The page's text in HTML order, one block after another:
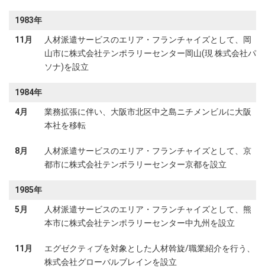
1983年
11月
人材派遣サービスのエリア・フランチャイズとして、岡
山市に株式会社テンポラリーセンター岡山(現 株式会社パ
ソナ)を設立
1984年
4月
業務拡張に伴い、大阪市北区中之島ニチメンビルに大阪
本社を移転
8月
人材派遣サービスのエリア・フランチャイズとして、京
都市に株式会社テンポラリーセンター京都を設立
1985年
5月
人材派遣サービスのエリア・フランチャイズとして、熊
本市に株式会社テンポラリーセンター中九州を設立
11月
エグゼクティブを対象とした人材斡旋/職業紹介を行う、
株式会社グローバルブレインを設立